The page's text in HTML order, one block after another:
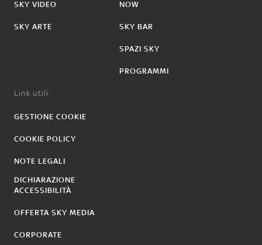
SKY VIDEO
SKY ARTE
NOW
SKY BAR
SPAZI SKY
PROGRAMMI
Link utili:
GESTIONE COOKIE
COOKIE POLICY
NOTE LEGALI
DICHIARAZIONE
ACCESSIBILITÀ
OFFERTA SKY MEDIA
CORPORATE